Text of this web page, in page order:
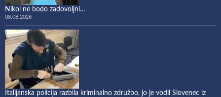
Nikol ne bodo zadovoljni…
08.08.2026
Italijanska policija razbila kriminalno združbo, jo je vodil Slovenec iz